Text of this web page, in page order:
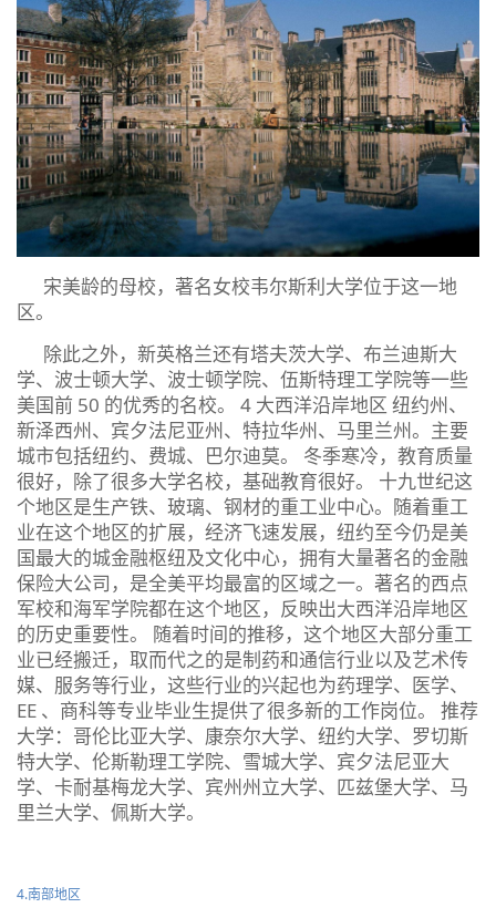
宋美龄的母校，著名女校韦尔斯利大学位于这一地
区。
除此之外，新英格兰还有塔夫茨大学、布兰迪斯大
学、波士顿大学、波士顿学院、伍斯特理工学院等一些
美国前 50 的优秀的名校。 4 大西洋沿岸地区 纽约州、
新泽西州、宾夕法尼亚州、特拉华州、马里兰州。主要
城市包括纽约、费城、巴尔迪莫。 冬季寒冷，教育质量
很好，除了很多大学名校，基础教育很好。 十九世纪这
个地区是生产铁、玻璃、钢材的重工业中心。随着重工
业在这个地区的扩展，经济飞速发展，纽约至今仍是美
国最大的城金融枢纽及文化中心，拥有大量著名的金融
保险大公司，是全美平均最富的区域之一。著名的西点
军校和海军学院都在这个地区，反映出大西洋沿岸地区
的历史重要性。 随着时间的推移，这个地区大部分重工
业已经搬迁，取而代之的是制药和通信行业以及艺术传
媒、服务等行业，这些行业的兴起也为药理学、医学、
EE 、商科等专业毕业生提供了很多新的工作岗位。 推荐
大学：哥伦比亚大学、康奈尔大学、纽约大学、罗切斯
特大学、伦斯勒理工学院、雪城大学、宾夕法尼亚大
学、卡耐基梅龙大学、宾州州立大学、匹兹堡大学、马
里兰大学、佩斯大学。
4.南部地区